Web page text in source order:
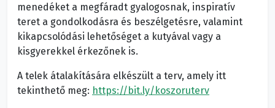
menedéket a megfáradt gyalogosnak, inspiratív
teret a gondolkodásra és beszélgetésre, valamint
kikapcsolódási lehetőséget a kutyával vagy a
kisgyerekkel érkezőnek is.
A telek átalakítására elkészült a terv, amely itt
tekinthető meg: https://bit.ly/koszoruterv